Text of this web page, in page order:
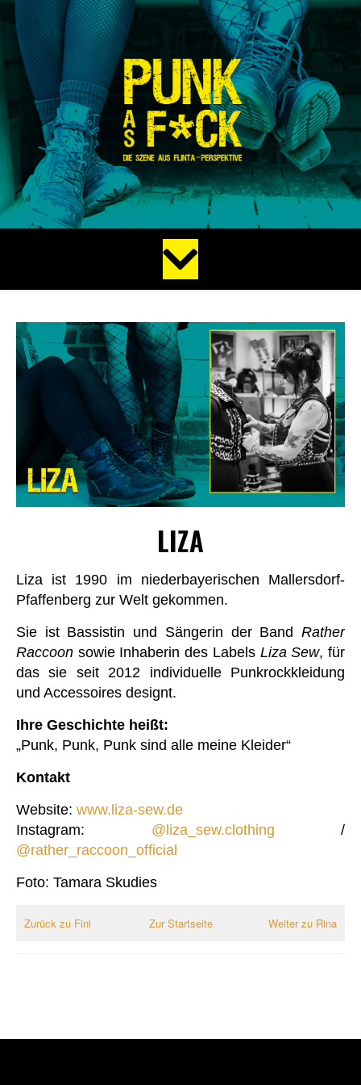
LIZA
Liza ist 1990 im niederbayerischen Mallersdorf-
Pfaffenberg zur Welt gekommen.
Sie ist Bassistin und Sängerin der Band Rather
Raccoon sowie Inhaberin des Labels Liza Sew, für
das sie seit 2012 individuelle Punkrockkleidung
und Accessoires designt.
Ihre Geschichte heißt:
„Punk, Punk, Punk sind alle meine Kleider“
Kontakt
Website: www.liza-sew.de
Instagram: @liza_sew.clothing /
@rather_raccoon_official
Foto: Tamara Skudies
Zurück zu Fini Zur Startseite Weiter zu Rina